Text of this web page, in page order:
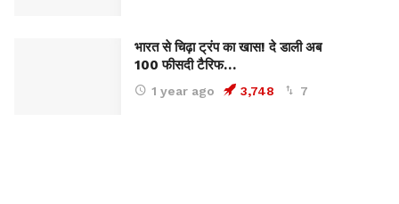
भारत से चिढ़ा ट्रंप का खास! दे डाली अब
100 फीसदी टैरिफ…
1 year ago 3,748 7